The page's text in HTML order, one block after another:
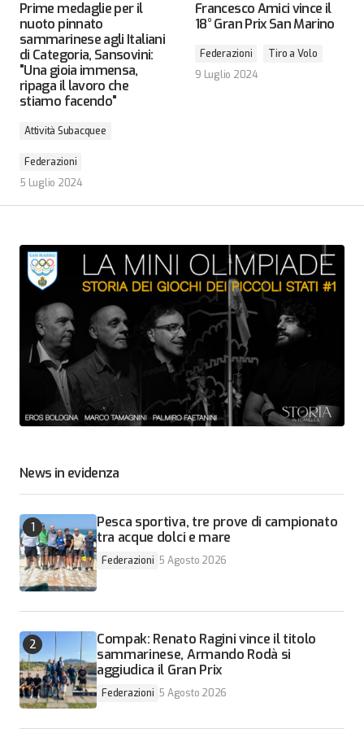
Prime medaglie per il
nuoto pinnato
sammarinese agli Italiani
di Categoria, Sansovini:
"Una gioia immensa,
ripaga il lavoro che
stiamo facendo"
Attività Subacquee
Federazioni
5 Luglio 2024
Francesco Amici vince il
18° Gran Prix San Marino
Federazioni
Tiro a Volo
9 Luglio 2024
News in evidenza
Pesca sportiva, tre prove di campionato
tra acque dolci e mare
Federazioni 5 Agosto 2026
Compak: Renato Ragini vince il titolo
sammarinese, Armando Rodà si
aggiudica il Gran Prix
Federazioni 5 Agosto 2026